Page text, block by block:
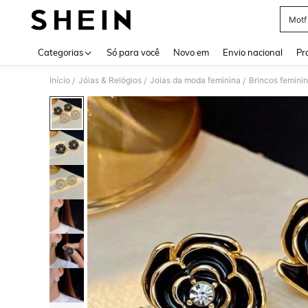
Motf
Categorias Só para você Novo em Envio nacional
Início / Jóias & Relógios / Joias da moda feminina / Brincos